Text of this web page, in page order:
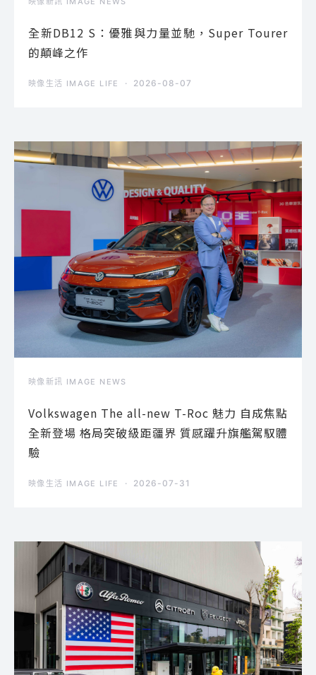
全新DB12 S：優雅與力量並馳，Super Tourer
的顛峰之作
映像生活 IMAGE LIFE 2026-08-07
映像新訊 IMAGE NEWS
Volkswagen The all-new T-Roc 魅力 自成焦點
全新登場 格局突破級距疆界 質感躍升旗艦駕馭體
驗
映像生活 IMAGE LIFE 2026-07-31